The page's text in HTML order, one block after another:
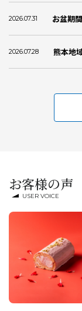
2026.07.31 お盆期
2026.07.28 熊本地
お客様の声
USER VOICE